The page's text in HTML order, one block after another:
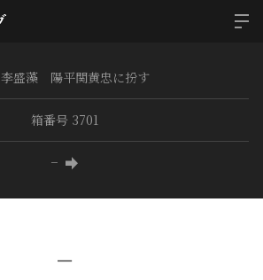
李盛藻 陽平関黄忠に扮す
箱番号 3701
−
−